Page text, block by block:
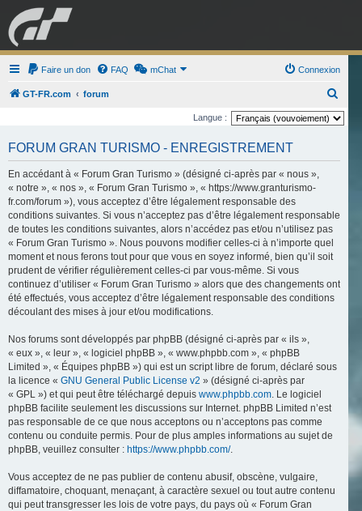
GRAN TURISMO FORUM
BOUTIQUE
Faire un don FAQ mChat Connexion
GT-FR.com forum
e
Langue :
FORUM GRAN TURISMO - ENREGISTREMENT
En accédant à « Forum Gran Turismo » (désigné ci-après par « nous »,
« notre », « nos », « Forum Gran Turismo », « https://www.granturismo-
fr.com/forum »), vous acceptez d’être légalement responsable des
conditions suivantes. Si vous n’acceptez pas d’être légalement responsable
de toutes les conditions suivantes, alors n’accédez pas et/ou n’utilisez pas
« Forum Gran Turismo ». Nous pouvons modifier celles-ci à n’importe quel
moment et nous ferons tout pour que vous en soyez informé, bien qu’il soit
prudent de vérifier régulièrement celles-ci par vous-même. Si vous
continuez d’utiliser « Forum Gran Turismo » alors que des changements ont
été effectués, vous acceptez d’être légalement responsable des conditions
découlant des mises à jour et/ou modifications.
Nos forums sont développés par phpBB (désigné ci-après par « ils »,
« eux », « leur », « logiciel phpBB », « www.phpbb.com », « phpBB
Limited », « Équipes phpBB ») qui est un script libre de forum, déclaré sous
la licence « GNU General Public License v2 » (désigné ci-après par
« GPL ») et qui peut être téléchargé depuis www.phpbb.com. Le logiciel
phpBB facilite seulement les discussions sur Internet. phpBB Limited n’est
pas responsable de ce que nous acceptons ou n’acceptons pas comme
contenu ou conduite permis. Pour de plus amples informations au sujet de
phpBB, veuillez consulter : https://www.phpbb.com/.
Vous acceptez de ne pas publier de contenu abusif, obscène, vulgaire,
diffamatoire, choquant, menaçant, à caractère sexuel ou tout autre contenu
qui peut transgresser les lois de votre pays, du pays où « Forum Gran